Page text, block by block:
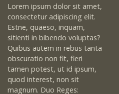
Lorem ipsum dolor sit amet,
consectetur adipiscing elit.
Estne, quaeso, inquam,
sitienti in bibendo voluptas?
Quibus autem in rebus tanta
obscuratio non fit, fieri
tamen potest, ut id ipsum,
quod interest, non sit
magnum. Duo Reges: